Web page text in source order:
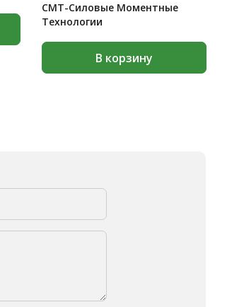
кг
СМТ-Силовые Моментные
Технологии
В корзину